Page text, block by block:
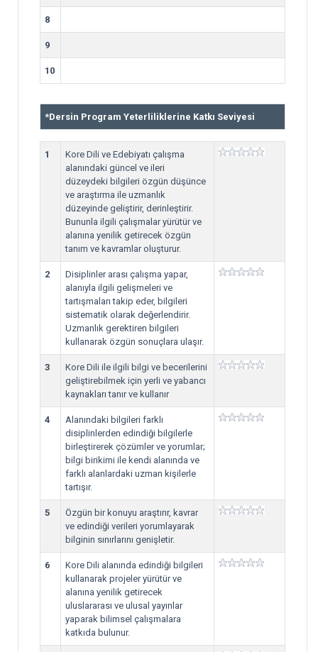
8
9
10
*Dersin Program Yeterliliklerine Katkı Seviyesi
1
Kore Dili ve Edebiyatı çalışma
alanındaki güncel ve ileri
düzeydeki bilgileri özgün düşünce
ve araştırma ile uzmanlık
düzeyinde geliştirir, derinleştirir.
Bununla ilgili çalışmalar yürütür ve
alanına yenilik getirecek özgün
tanım ve kavramlar oluşturur.
2
Disiplinler arası çalışma yapar,
alanıyla ilgili gelişmeleri ve
tartışmaları takip eder, bilgileri
sistematik olarak değerlendirir.
Uzmanlık gerektiren bilgileri
kullanarak özgün sonuçlara ulaşır.
3
Kore Dili ile ilgili bilgi ve becerilerini
geliştirebilmek için yerli ve yabancı
kaynakları tanır ve kullanır
4
Alanındaki bilgileri farklı
disiplinlerden edindiği bilgilerle
birleştirerek çözümler ve yorumlar;
bilgi birikimi ile kendi alanında ve
farklı alanlardaki uzman kişilerle
tartışır.
5
Özgün bir konuyu araştırır, kavrar
ve edindiği verileri yorumlayarak
bilginin sınırlarını genişletir.
6
Kore Dili alanında edindiği bilgileri
kullanarak projeler yürütür ve
alanına yenilik getirecek
uluslararası ve ulusal yayınlar
yaparak bilimsel çalışmalara
katkıda bulunur.